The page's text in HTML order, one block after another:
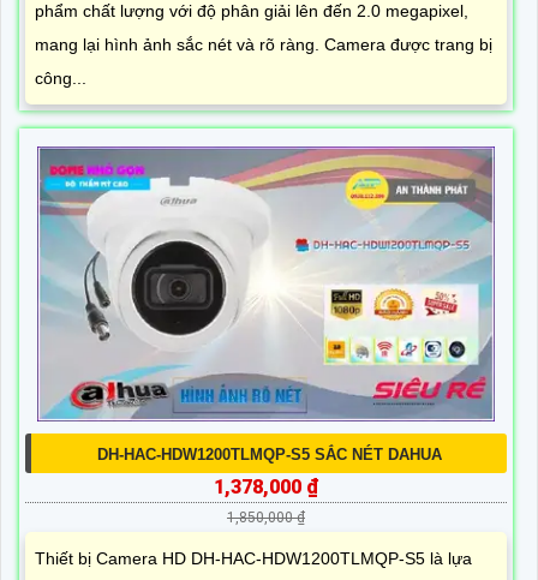
phẩm chất lượng với độ phân giải lên đến 2.0 megapixel,
mang lại hình ảnh sắc nét và rõ ràng. Camera được trang bị
công...
DH-HAC-HDW1200TLMQP-S5 SẮC NÉT DAHUA
1,378,000 ₫
1,850,000 ₫
Thiết bị Camera HD DH-HAC-HDW1200TLMQP-S5 là lựa